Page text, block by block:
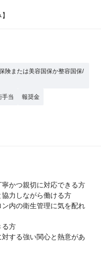
険または美容国保か整容国保/
手当 報奨金
寧かつ親切に対応できる方
協力しながら働ける方
ン内の衛生管理に気を配れ
る方
する強い関心と熱意があ